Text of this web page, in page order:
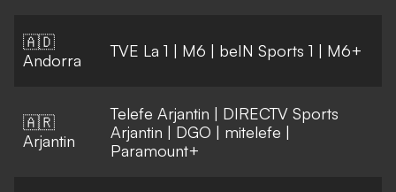
🇦🇩
Andorra
TVE La 1 | M6 | beIN Sports 1 | M6+
🇦🇷
Arjantin
Telefe Arjantin | DIRECTV Sports
Arjantin | DGO | mitelefe |
Paramount+